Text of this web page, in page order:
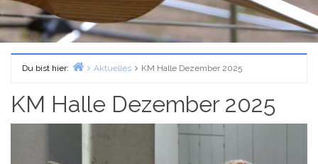
Du bist hier:
Aktuelles KM Halle Dezember 2025
KM Halle Dezember 2025